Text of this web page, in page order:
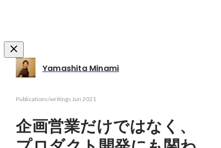
Yamashita Minami
Publications/writings Jun 2021
企画営業だけではなく、